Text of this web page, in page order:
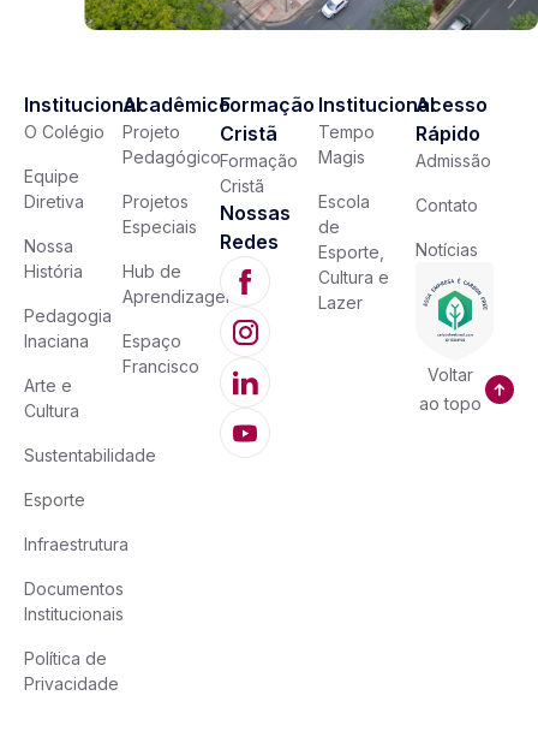
Institucional
O Colégio
Equipe
Diretiva
Nossa
História
Pedagogia
Inaciana
Arte e
Cultura
Sustentabilidade
Esporte
Infraestrutura
Documentos
Institucionais
Política de
Privacidade
Acadêmico
Projeto
Pedagógico
Projetos
Especiais
Hub de
Aprendizagem
Espaço
Francisco
Formação
Cristã
Formação
Cristã
Nossas
Redes
Institucional
Tempo
Magis
Escola
de
Esporte,
Cultura e
Lazer
Acesso
Rápido
Admissão
Contato
Notícias
Voltar
ao topo